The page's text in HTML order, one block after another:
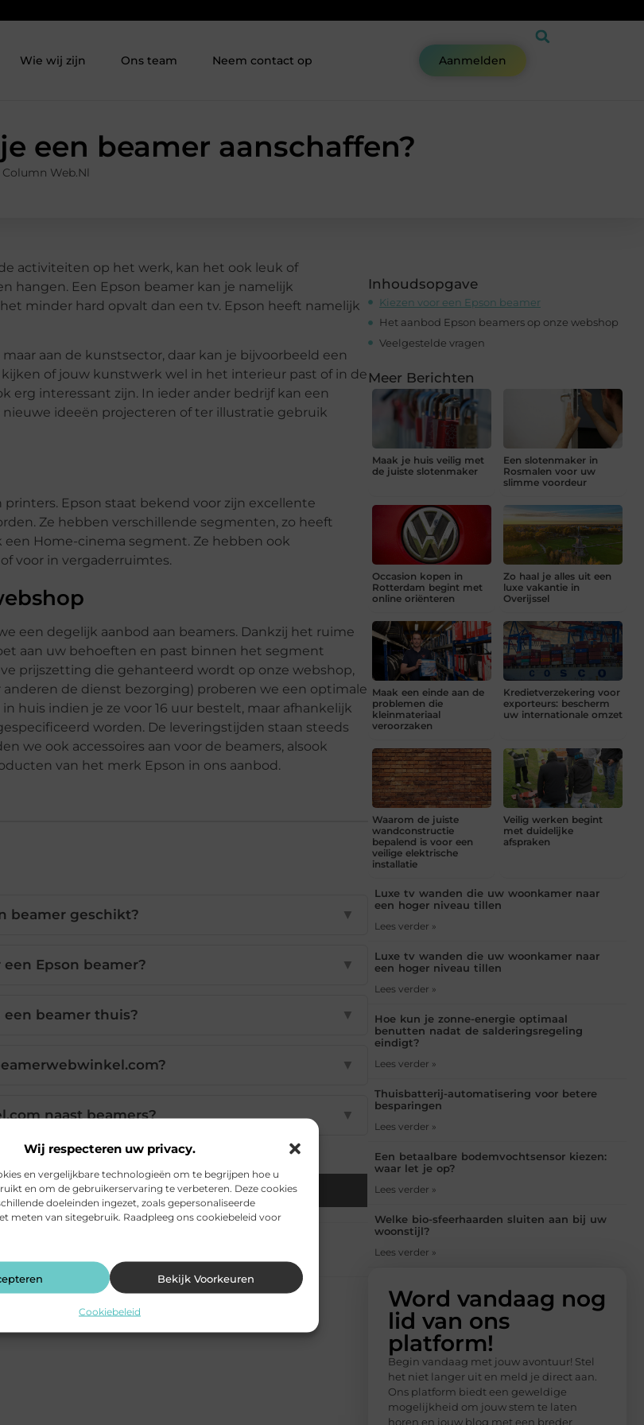
Wij respecteren uw privacy.
en vergelijkbare technologieën om te begrijpen hoe u
en om de gebruikerservaring te verbeteren. Deze cookies
doeleinden ingezet, zoals gepersonaliseerde
meten van sitegebruik. Raadpleeg ons cookiebeleid voor
Bekijk Voorkeuren
Cookiebeleid
Wie wij zijn Ons team Neem contact op Aanmelden
een beamer aanschaffen?
Web.nl
activiteiten op het werk, kan het ook leuk of
hangen. Een Epson beamer kan je namelijk
minder hard opvalt dan een tv. Epson heeft namelijk
aan de kunstsector, daar kan je bijvoorbeeld een
of jouw kunstwerk wel in het interieur past of in de
erg interessant zijn. In ieder ander bedrijf kan een
ideeën projecteren of ter illustratie gebruik
Epson staat bekend voor zijn excellente
Ze hebben verschillende segmenten, zo heeft
Home-cinema segment. Ze hebben ook
voor in vergaderruimtes.
een degelijk aanbod aan beamers. Dankzij het ruime
aan uw behoeften en past binnen het segment
prijszetting die gehanteerd wordt op onze webshop,
de dienst bezorging) proberen we een optimale
huis indien je ze voor 16 uur bestelt, maar afhankelijk
worden. De leveringstijden staan steeds
we ook accessoires aan voor de beamers, alsook
van het merk Epson in ons aanbod.
beamer geschikt? ▼
Epson beamer? ▼
beamer thuis? ▼
▼
naast beamers? ▼
LinkedIn Email
Inhoudsopgave
Kiezen voor een Epson beamer
Het aanbod Epson beamers op onze webshop
Veelgestelde vragen
Meer Berichten
Maak je huis veilig met
de juiste slotenmaker
Een slotenmaker in
Rosmalen voor uw
slimme voordeur
Occasion kopen in
Rotterdam begint met
online oriënteren
Zo haal je alles uit een
luxe vakantie in
Overijssel
Maak een einde aan de
problemen die
kleinmateriaal
veroorzaken
Kredietverzekering voor
exporteurs: bescherm
uw internationale omzet
Waarom de juiste
wandconstructie
bepalend is voor een
veilige elektrische
installatie
Veilig werken begint
met duidelijke
afspraken
Luxe tv wanden die uw woonkamer naar
een hoger niveau tillen
Lees verder »
Luxe tv wanden die uw woonkamer naar
een hoger niveau tillen
Lees verder »
Hoe kun je zonne-energie optimaal
benutten nadat de salderingsregeling
eindigt?
Lees verder »
Thuisbatterij-automatisering voor betere
besparingen
Lees verder »
Een betaalbare bodemvochtsensor kiezen:
waar let je op?
Lees verder »
Welke bio-sfeerhaarden sluiten aan bij uw
woonstijl?
Lees verder »
Word vandaag nog
lid van ons
platform!
Begin vandaag met jouw avontuur! Stel
het niet langer uit en meld je direct aan.
Ons platform biedt een geweldige
mogelijkheid om jouw stem te laten
horen en jouw blog met een breder